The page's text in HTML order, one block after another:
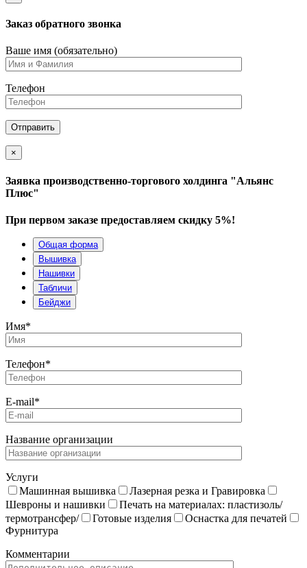
Заказ обратного звонка
Ваше имя (обязательно)
Телефон
×
Заявка производственно-торгового холдинга "Альянс
Плюс"
При первом заказе предоставляем скидку 5%!
Общая форма
Вышивка
Нашивки
Табличи
Бейджи
Имя*
Телефон*
E-mail*
Название организации
Услуги
Машинная вышивка
Лазерная резка и Гравировка
Шевроны и нашивки
Печать на материалах: пластизоль/
термотрансфер/
Готовые изделия
Оснастка для печатей
Фурнитура
Комментарии